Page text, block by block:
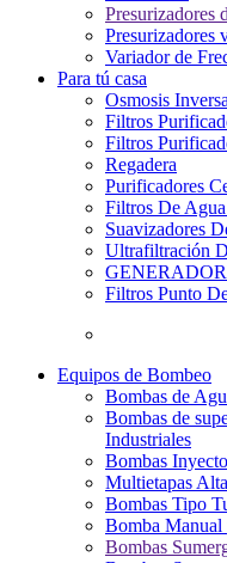
Presurizadores
Presurizadores
Variador de
Para tú casa
Osmosis
Filtros
Filtros
Regadera
Purificadores
Filtros De
Suavizadores
Ultrafiltración
Filtros Punto
Equipos de Bombeo
Bombas de
Bombas de
Industriales
Bombas
Multietapas
Bombas Tipo
Bomba Manual
Bombas